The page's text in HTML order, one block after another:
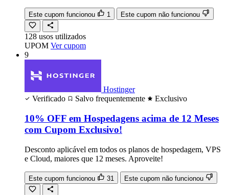
Este cupom funcionou 1 Este cupom não funcionou
128 usos utilizados
UPOM Ver cupom
9
Hostinger
Verificado
Salvo frequentemente Exclusivo
10% OFF em Hospedagens acima de 12 Meses
com Cupom Exclusivo!
Desconto aplicável em todos os planos de hospedagem, VPS
e Cloud, maiores que 12 meses. Aproveite!
Este cupom funcionou 31 Este cupom não funcionou